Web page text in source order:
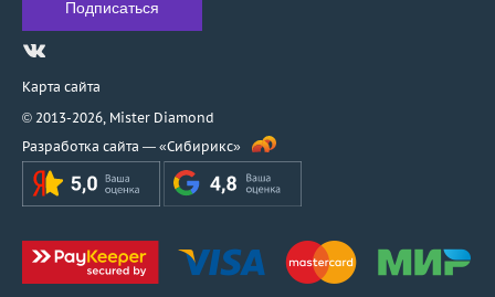
Tiffany & Co
Unoaerre
Utopia
Valente
Valentin Yudashkin
Карта сайта
© 2013-2026, Mister Diamond
Разработка сайта — «Сибирикс»